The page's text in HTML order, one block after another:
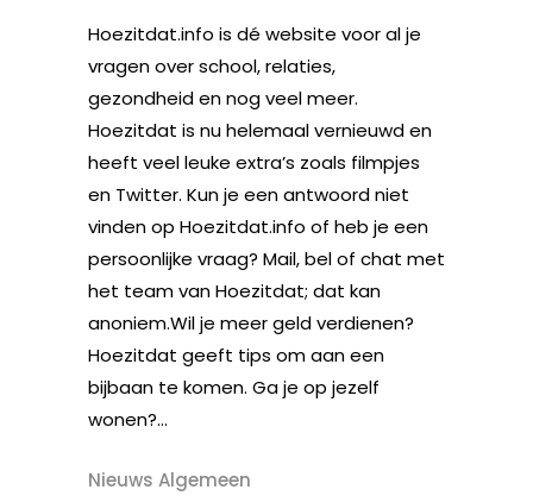
Hoezitdat.info is dé website voor al je
vragen over school, relaties,
gezondheid en nog veel meer.
Hoezitdat is nu helemaal vernieuwd en
heeft veel leuke extra’s zoals filmpjes
en Twitter. Kun je een antwoord niet
vinden op Hoezitdat.info of heb je een
persoonlijke vraag? Mail, bel of chat met
het team van Hoezitdat; dat kan
anoniem.Wil je meer geld verdienen?
Hoezitdat geeft tips om aan een
bijbaan te komen. Ga je op jezelf
wonen?...
Nieuws Algemeen